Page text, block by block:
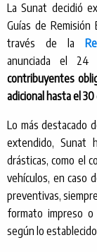
La Sunat decidió
Guías de Remisión
través de la
anunciada el
contribuyentes
adicional hasta el
Lo más destacado
extendido, Sunat
drásticas, como el
vehículos, en caso
preventivas,
formato impreso
según lo